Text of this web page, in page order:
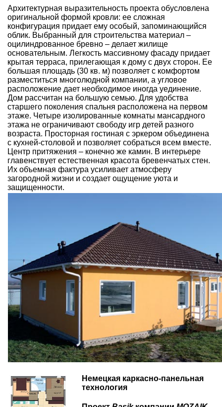
Архитектурная выразительность проекта обусловлена
оригинальной формой кровли: ее сложная
конфигурация придает ему особый, запоминающийся
облик. Выбранный для строительства материал –
оцилиндрованное бревно – делает жилище
основательным. Легкость массивному фасаду придает
крытая терраса, прилегающая к дому с двух сторон. Ее
большая площадь (30 кв. м) позволяет с комфортом
разместиться многолюдной компании, а угловое
расположение дает необходимое иногда уединение.
Дом рассчитан на большую семью. Для удобства
старшего поколения спальня расположена на первом
этаже. Четыре изолированные комнаты мансардного
этажа не ограничивают свободу игр детей разного
возраста. Просторная гостиная с эркером объединена
с кухней-столовой и позволяет собраться всем вместе.
Центр притяжения – конечно же камин. В интерьере
главенствует естественная красота бревенчатых стен.
Их объемная фактура усиливает атмосферу
загородной жизни и создает ощущение уюта и
защищенности.
Немецкая каркасно-панельная
технология